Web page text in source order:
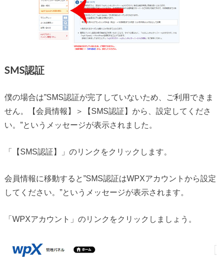
SMS認証
僕の場合は”SMS認証が完了していないため、ご利用できま
せん。【会員情報】＞【SMS認証】から、設定してくださ
い。”というメッセージが表示されました。
「【SMS認証】」のリンクをクリックします。
会員情報に移動すると”SMS認証はWPXアカウントから設定
してください。”というメッセージが表示されます。
「WPXアカウント」のリンクをクリックしましょう。